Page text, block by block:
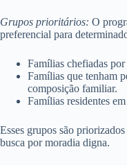
Grupos prioritários: O
preferencial para
Famílias chefiadas por
Famílias que tenham
composição familiar.
Famílias residentes
Esses grupos são
busca por moradia digna.